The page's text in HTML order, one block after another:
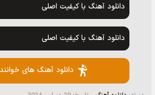
دانلود آهنگ با کیفیت اصلی
دانلود آهنگ با کیفیت اصلی
دانلود آهنگ های